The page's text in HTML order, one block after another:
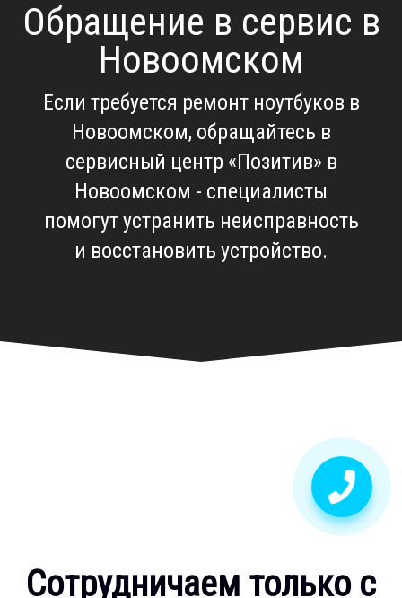
Обращение в сервис в
Новоомском
Если требуется ремонт ноутбуков в
Новоомском, обращайтесь в
сервисный центр «Позитив» в
Новоомском - специалисты
помогут устранить неисправность
и восстановить устройство.
Сотрудничаем только с